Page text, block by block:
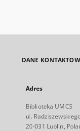
DANE
Adres
Biblioteka UMCS
ul.
20-031 Lublin,